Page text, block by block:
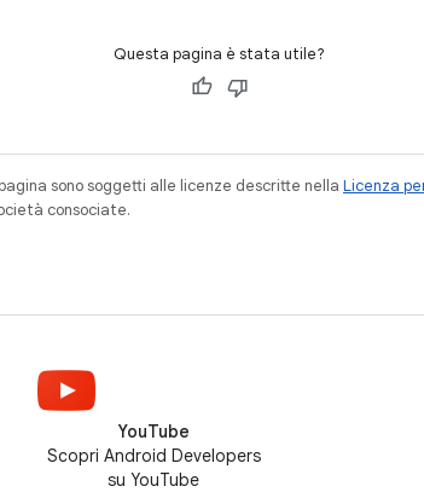
Questa pagina è stata utile?
sono soggetti alle licenze descritte nella Licenza
consociate.
YouTube
Scopri Android Developers
su YouTube